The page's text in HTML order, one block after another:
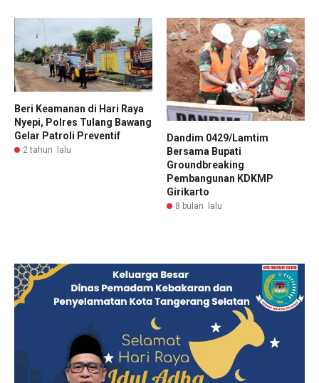
Beri Keamanan di Hari Raya
Nyepi, Polres Tulang Bawang
Gelar Patroli Preventif
2 tahun lalu
Dandim 0429/Lamtim
Bersama Bupati
Groundbreaking
Pembangunan KDKMP
Girikarto
8 bulan lalu